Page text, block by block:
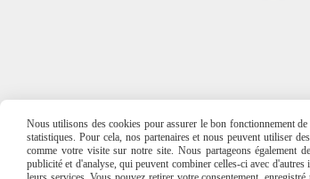
Nous utilisons des cookies pour assurer le bon fonctionnement
statistiques. Pour cela, nos partenaires et nous peuvent utiliser
comme votre visite sur notre site. Nous partageons également
publicité et d'analyse, qui peuvent combiner celles-ci avec